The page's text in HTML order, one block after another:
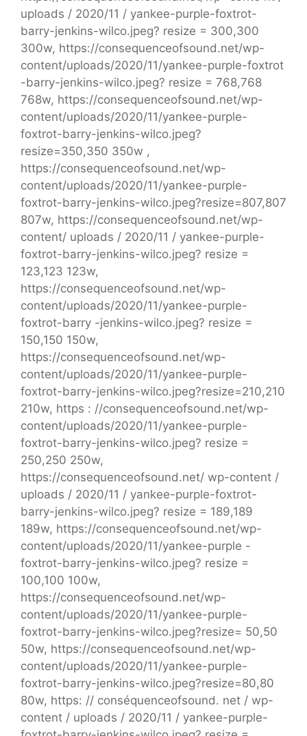
uploads / 2020/11 / yankee-purple-foxtrot-
barry-jenkins-wilco.jpeg? resize = 300,300
300w, https://consequenceofsound.net/wp-
content/uploads/2020/11/yankee-purple-foxtrot
-barry-jenkins-wilco.jpeg? resize = 768,768
768w, https://consequenceofsound.net/wp-
content/uploads/2020/11/yankee-purple-
foxtrot-barry-jenkins-wilco.jpeg?
resize=350,350 350w ,
https://consequenceofsound.net/wp-
content/uploads/2020/11/yankee-purple-
foxtrot-barry-jenkins-wilco.jpeg?resize=807,807
807w, https://consequenceofsound.net/wp-
content/ uploads / 2020/11 / yankee-purple-
foxtrot-barry-jenkins-wilco.jpeg? resize =
123,123 123w,
https://consequenceofsound.net/wp-
content/uploads/2020/11/yankee-purple-
foxtrot-barry -jenkins-wilco.jpeg? resize =
150,150 150w,
https://consequenceofsound.net/wp-
content/uploads/2020/11/yankee-purple-
foxtrot-barry-jenkins-wilco.jpeg?resize=210,210
210w, https : //consequenceofsound.net/wp-
content/uploads/2020/11/yankee-purple-
foxtrot-barry-jenkins-wilco.jpeg? resize =
250,250 250w,
https://consequenceofsound.net/ wp-content /
uploads / 2020/11 / yankee-purple-foxtrot-
barry-jenkins-wilco.jpeg? resize = 189,189
189w, https://consequenceofsound.net/wp-
content/uploads/2020/11/yankee-purple -
foxtrot-barry-jenkins-wilco.jpeg? resize =
100,100 100w,
https://consequenceofsound.net/wp-
content/uploads/2020/11/yankee-purple-
foxtrot-barry-jenkins-wilco.jpeg?resize= 50,50
50w, https://consequenceofsound.net/wp-
content/uploads/2020/11/yankee-purple-
foxtrot-barry-jenkins-wilco.jpeg?resize=80,80
80w, https: // conséquenceofsound. net / wp-
content / uploads / 2020/11 / yankee-purple-